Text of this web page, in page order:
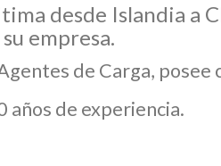
desde Islandia a
empresa.
de Carga,
años de experiencia.